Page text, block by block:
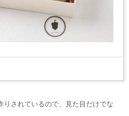
りされているので、見た目だけでな